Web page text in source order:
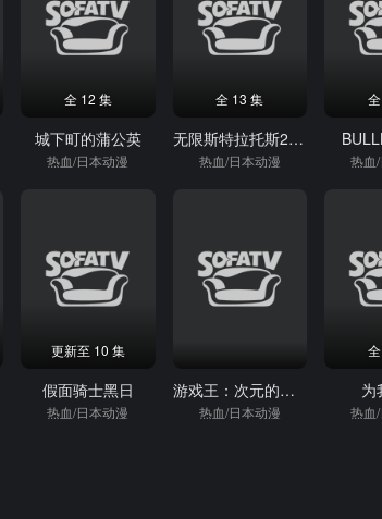
全 12 集
城下町的蒲公英
热血/日本动漫
全 13 集
无限斯特拉托斯2：一夏的思绪
热血/日本动漫 热血
更新至 10 集
假面骑士黑日
热血/日本动漫
游戏王：次元的黑暗面
热血/日本动漫
为
热血